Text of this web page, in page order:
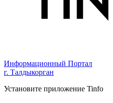
Информационный Портал
г. Талдыкорган
Установите приложение Tinfo